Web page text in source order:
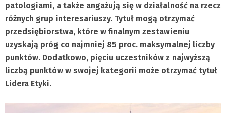
patologiami, a także angażują się w działalność na rzecz
różnych grup interesariuszy. Tytuł mogą otrzymać
przedsiębiorstwa, które w finalnym zestawieniu
uzyskają próg co najmniej 85 proc. maksymalnej liczby
punktów. Dodatkowo, pięciu uczestników z najwyższą
liczbą punktów w swojej kategorii może otrzymać tytuł
Lidera Etyki.